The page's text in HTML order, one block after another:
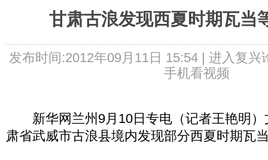
甘肃古浪发现西夏时期瓦当
发布时间:2012年09月11日 15:54 | 进入复兴
手机看视频
新华网兰州9月10日专电（记者王艳明）
肃省武威市古浪县境内发现部分西夏时期瓦